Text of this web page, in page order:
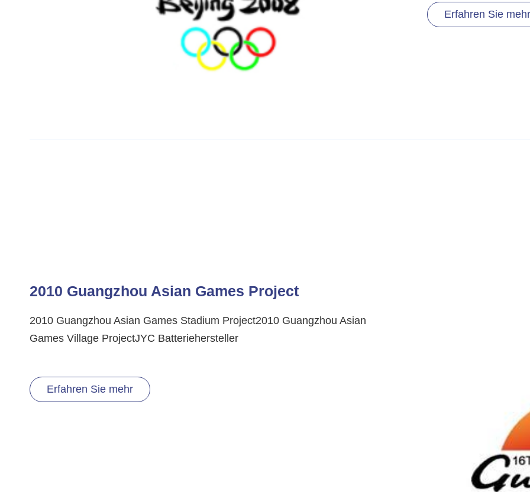
Erfahren Sie mehr
2010 Guangzhou Asian Games Project
2010 Guangzhou Asian Games Stadium Project2010 Guangzhou Asian
Games Village ProjectJYC Batteriehersteller
Erfahren Sie mehr